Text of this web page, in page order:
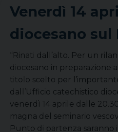
Venerdì 14
diocesano
“Rinati dall’alto. Per un
diocesano in preparazione
titolo scelto per
dall’Ufficio catechistico
venerdì 14 aprile dalle
magna del seminario
Punto di partenza saranno